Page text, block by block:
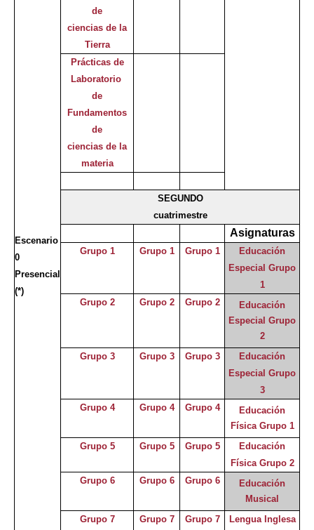
Escenario
0
Presencial
(*)
de
ciencias de la
Tierra
Prácticas de
Laboratorio
de
Fundamentos
de
ciencias de la
materia
SEGUNDO
cuatrimestre
Asignaturas
Grupo 1 Grupo 1 Grupo 1
Educación
Especial Grupo
1
Grupo 2
Grupo 2 Grupo 2
Educación
Especial Grupo
2
Grupo 3
Grupo 3 Grupo 3
Educación
Especial Grupo
3
Grupo 4
Grupo 4 Grupo 4
Educación
Física Grupo 1
Grupo 5
Grupo 5 Grupo 5
Educación
Física Grupo 2
Grupo 6
Grupo 6 Grupo 6
Educación
Musical
Grupo 7
Grupo 7 Grupo 7
Lengua Inglesa